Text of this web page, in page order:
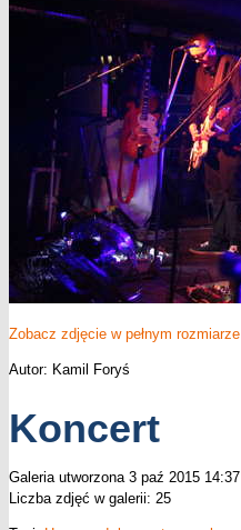
Zobacz zdjęcie w pełnym rozmiarze
Autor: Kamil Foryś
Koncert
Galeria utworzona 3 paź 2015 14:37
Liczba zdjęć w galerii: 25